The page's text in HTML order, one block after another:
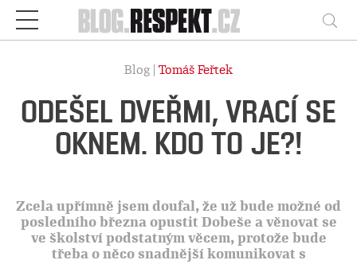
Respekt
Blog | Tomáš Feřtek
ODEŠEL DVEŘMI, VRACÍ SE
OKNEM. KDO TO JE?!
Zcela upřímně jsem doufal, že už bude možné od
posledního března opustit Dobeše a věnovat se
ve školství podstatným věcem, protože bude
třeba o něco snadnější komunikovat s